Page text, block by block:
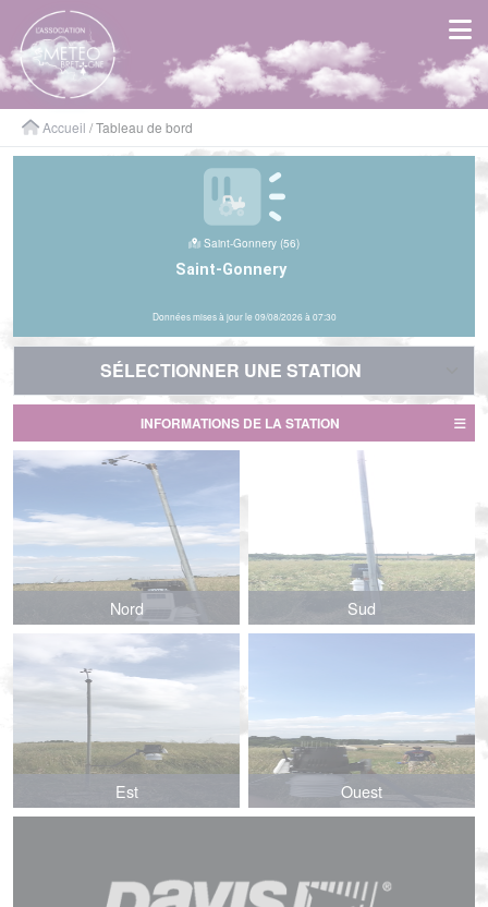
Accueil / Tableau de bord
Saint-Gonnery (56)
Saint-Gonnery
Données mises à jour le 09/08/2026 à 07:30
SÉLECTIONNER UNE STATION
SÉLECTIONNER UNE STATION
INFORMATIONS DE LA STATION
Nord Sud
Est Ouest
Panneau de gestion des cookies